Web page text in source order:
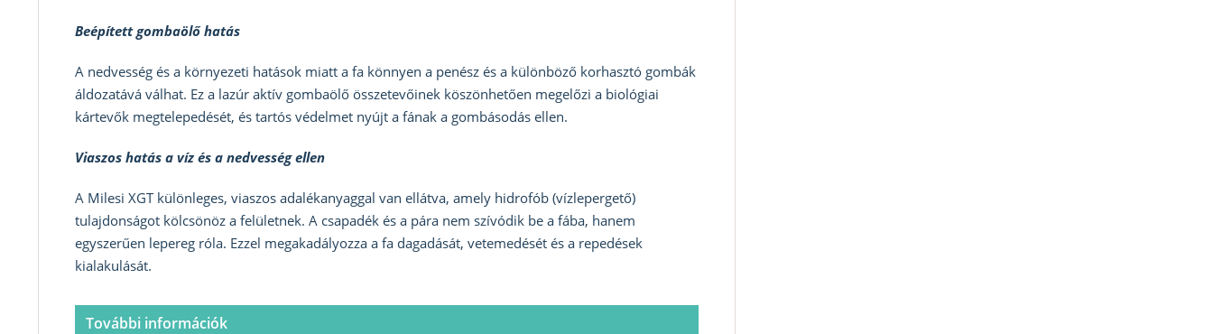
Beépített gombaölő hatás
A nedvesség és a környezeti hatások miatt a fa könnyen a penész és a különböző korhasztó gombák
áldozatává válhat. Ez a lazúr aktív gombaölő összetevőinek köszönhetően megelőzi a biológiai
kártevők megtelepedését, és tartós védelmet nyújt a fának a gombásodás ellen.
Viaszos hatás a víz és a nedvesség ellen
A Milesi XGT különleges, viaszos adalékanyaggal van ellátva, amely hidrofób (vízlepergető)
tulajdonságot kölcsönöz a felületnek. A csapadék és a pára nem szívódik be a fába, hanem
egyszerűen lepereg róla. Ezzel megakadályozza a fa dagadását, vetemedését és a repedések
kialakulását.
További információk